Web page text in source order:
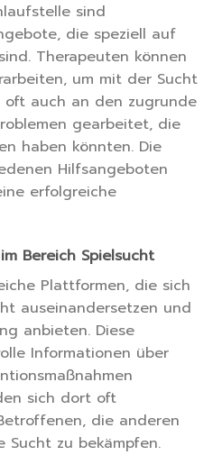
sind
die speziell auf
Therapeuten können
um mit der Sucht
oft auch an den zugrunde
gearbeitet, die
haben könnten. Die
Hilfsangeboten
erfolgreiche
Bereich Spielsucht
Plattformen, die sich
auseinandersetzen und
anbieten. Diese
Informationen über
sich dort oft
die anderen
Sucht zu bekämpfen.